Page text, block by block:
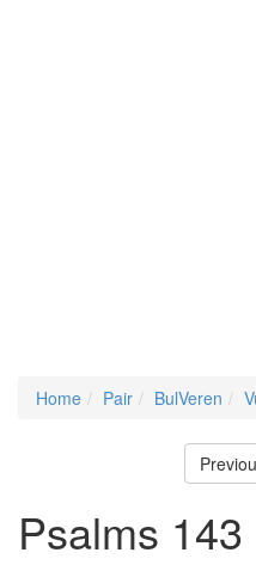
Home Pair BulVeren
Psalms 143